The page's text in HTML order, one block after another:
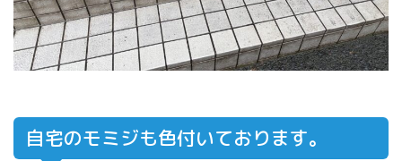
自宅のモミジも色付いております。